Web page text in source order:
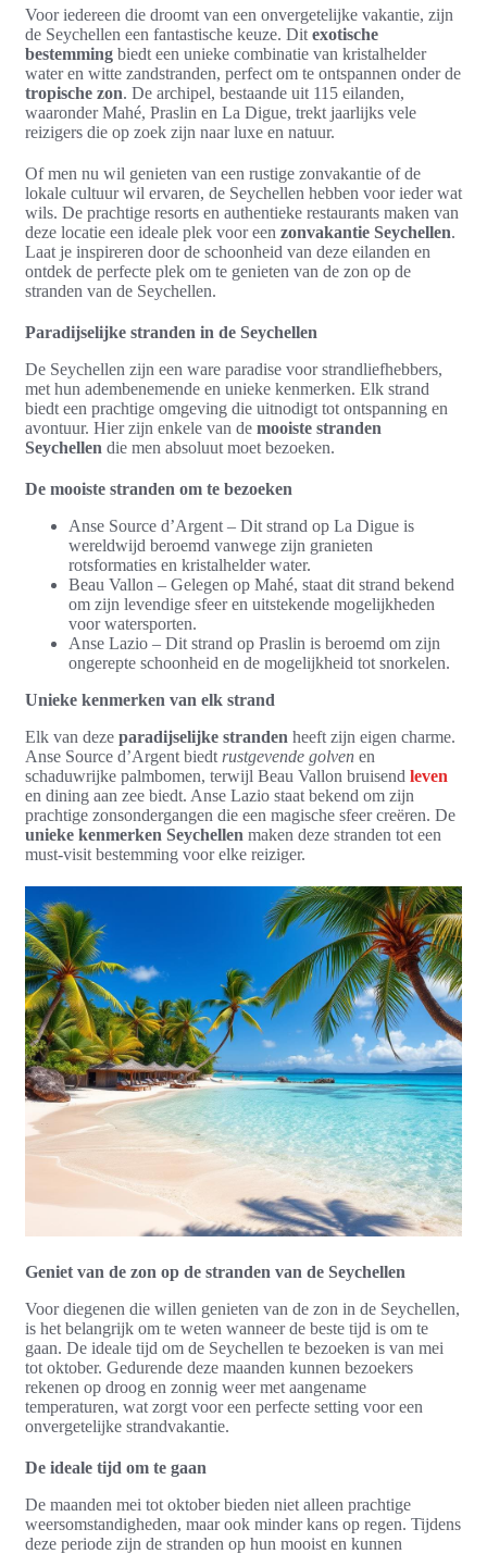
Voor iedereen die droomt van een onvergetelijke vakantie, zijn
de Seychellen een fantastische keuze. Dit exotische
bestemming biedt een unieke combinatie van kristalhelder
water en witte zandstranden, perfect om te ontspannen onder de
tropische zon. De archipel, bestaande uit 115 eilanden,
waaronder Mahé, Praslin en La Digue, trekt jaarlijks vele
reizigers die op zoek zijn naar luxe en natuur.
Of men nu wil genieten van een rustige zonvakantie of de
lokale cultuur wil ervaren, de Seychellen hebben voor ieder wat
wils. De prachtige resorts en authentieke restaurants maken van
deze locatie een ideale plek voor een zonvakantie Seychellen.
Laat je inspireren door de schoonheid van deze eilanden en
ontdek de perfecte plek om te genieten van de zon op de
stranden van de Seychellen.
Paradijselijke stranden in de Seychellen
De Seychellen zijn een ware paradise voor strandliefhebbers,
met hun adembenemende en unieke kenmerken. Elk strand
biedt een prachtige omgeving die uitnodigt tot ontspanning en
avontuur. Hier zijn enkele van de mooiste stranden
Seychellen die men absoluut moet bezoeken.
De mooiste stranden om te bezoeken
Anse Source d’Argent – Dit strand op La Digue is
wereldwijd beroemd vanwege zijn granieten
rotsformaties en kristalhelder water.
Beau Vallon – Gelegen op Mahé, staat dit strand bekend
om zijn levendige sfeer en uitstekende mogelijkheden
voor watersporten.
Anse Lazio – Dit strand op Praslin is beroemd om zijn
ongerepte schoonheid en de mogelijkheid tot snorkelen.
Unieke kenmerken van elk strand
Elk van deze paradijselijke stranden heeft zijn eigen charme.
Anse Source d’Argent biedt rustgevende golven en
schaduwrijke palmbomen, terwijl Beau Vallon bruisend leven
en dining aan zee biedt. Anse Lazio staat bekend om zijn
prachtige zonsondergangen die een magische sfeer creëren. De
unieke kenmerken Seychellen maken deze stranden tot een
must-visit bestemming voor elke reiziger.
Geniet van de zon op de stranden van de Seychellen
Voor diegenen die willen genieten van de zon in de Seychellen,
is het belangrijk om te weten wanneer de beste tijd is om te
gaan. De ideale tijd om de Seychellen te bezoeken is van mei
tot oktober. Gedurende deze maanden kunnen bezoekers
rekenen op droog en zonnig weer met aangename
temperaturen, wat zorgt voor een perfecte setting voor een
onvergetelijke strandvakantie.
De ideale tijd om te gaan
De maanden mei tot oktober bieden niet alleen prachtige
weersomstandigheden, maar ook minder kans op regen. Tijdens
deze periode zijn de stranden op hun mooist en kunnen